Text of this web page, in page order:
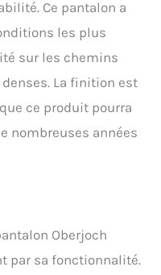
Ce pantalon a
les plus
sur les chemins
La finition est
ce produit pourra
nombreuses années
Oberjoch
par sa fonctionnalité.